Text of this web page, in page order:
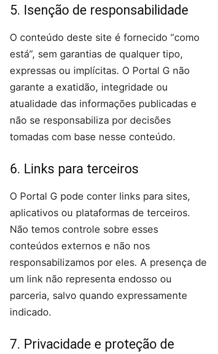
5. Isenção de responsabilidade
O conteúdo deste site é fornecido “como
está”, sem garantias de qualquer tipo,
expressas ou implícitas. O Portal G não
garante a exatidão, integridade ou
atualidade das informações publicadas e
não se responsabiliza por decisões
tomadas com base nesse conteúdo.
6. Links para terceiros
O Portal G pode conter links para sites,
aplicativos ou plataformas de terceiros.
Não temos controle sobre esses
conteúdos externos e não nos
responsabilizamos por eles. A presença de
um link não representa endosso ou
parceria, salvo quando expressamente
indicado.
7. Privacidade e proteção de